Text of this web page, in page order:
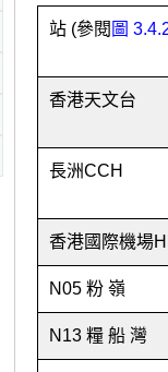
站 (參閱 圖
香港天文台
長洲CCH
香港國際機場
N05 粉 嶺
N13 糧 船 灣